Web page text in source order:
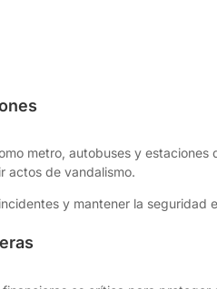
metro, autobuses y
actos de vandalismo.
y mantener la seguridad